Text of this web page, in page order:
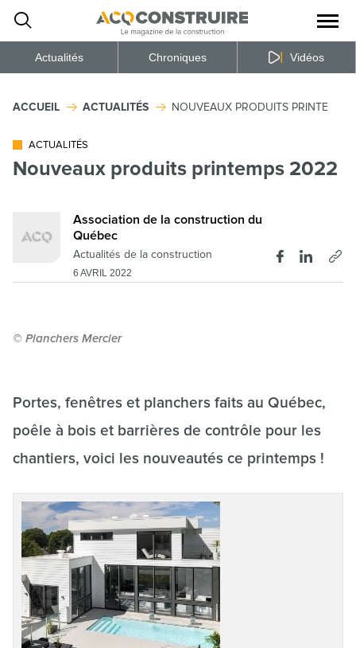
la
du
Actualités Chroniques Vidéos
ACCUEIL ACTUALITÉS NOUVEAUX PRODUITS PRINTEMPS
ACTUALITÉS
Nouveaux produits printemps 2022
Association de la construction du
Québec
Actualités de la construction
6 AVRIL 2022
© Planchers Mercier
Portes, fenêtres et planchers faits au Québec,
poêle à bois et barrières de contrôle pour les
chantiers, voici les nouveautés ce printemps !